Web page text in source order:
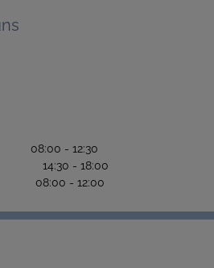
08:00 - 12:30
18:00
- 12:00